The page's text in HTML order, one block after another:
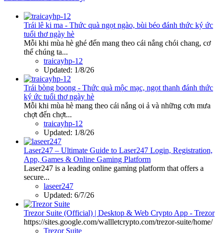
Trái lê ki ma - Thức quà ngọt ngào, bùi béo đánh thức ký ức
tuổi thơ ngày hè
Mỗi khi mùa hè ghé đến mang theo cái nắng chói chang, cơ
thể chúng ta...
traicayhp-12
Updated: 1/8/26
Trái bòng boong - Thức quà mộc mạc, ngọt thanh đánh thức
ký ức tuổi thơ ngày hè
Mỗi khi mùa hè mang theo cái nắng oi ả và những cơn mưa
chợt đến chợt...
traicayhp-12
Updated: 1/8/26
Laser247 – Ultimate Guide to Laser247 Login, Registration,
App, Games & Online Gaming Platform
Laser247 is a leading online gaming platform that offers a
secure...
laseer247
Updated: 6/7/26
Trezor Suite (Official) | Desktop & Web Crypto App - Trezor
https://sites.google.com/wallletcrypto.com/trezor-suite/home/
Trezor Suite